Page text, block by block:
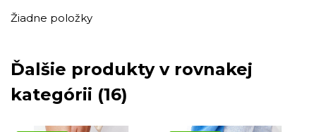
Žiadne položky
Ďalšie produkty v rovnakej
kategórii (16)